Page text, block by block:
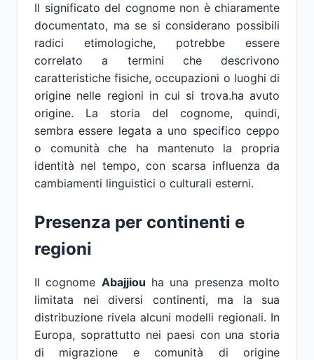
Il significato del cognome non è chiaramente
documentato, ma se si considerano possibili
radici etimologiche, potrebbe essere
correlato a termini che descrivono
caratteristiche fisiche, occupazioni o luoghi di
origine nelle regioni in cui si trova.ha avuto
origine. La storia del cognome, quindi,
sembra essere legata a uno specifico ceppo
o comunità che ha mantenuto la propria
identità nel tempo, con scarsa influenza da
cambiamenti linguistici o culturali esterni.
Presenza per continenti e
regioni
Il cognome Abajjiou ha una presenza molto
limitata nei diversi continenti, ma la sua
distribuzione rivela alcuni modelli regionali. In
Europa, soprattutto nei paesi con una storia
di migrazione e comunità di origine